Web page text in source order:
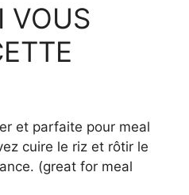
VOUS
et parfaite pour meal
cuire le riz et rôtir le
(great for meal